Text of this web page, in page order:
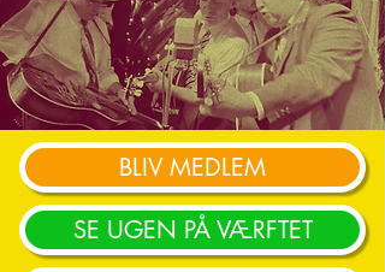
BLIV MEDLEM
SE UGEN PÅ VÆRFTET